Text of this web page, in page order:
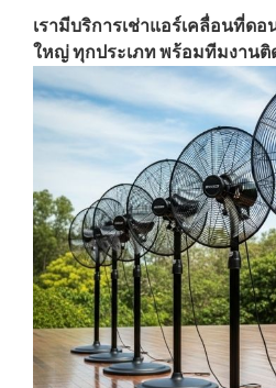
เรามีบริการเช่าแอร์เคลื่อนที่ดอ
ใหญ่ ทุกประเภท พร้อมทีมงานติ